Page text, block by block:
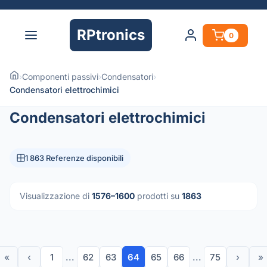
RPtronics 0
›Componenti passivi›Condensatori›
Condensatori elettrochimici
Condensatori elettrochimici
1 863 Referenze disponibili
Visualizzazione di 1576–1600 prodotti su 1863
« ‹ 1 ... 62 63 64 65 66 ... 75 › »